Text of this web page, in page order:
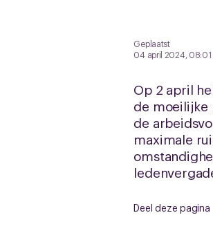
Geplaatst
04 april 2024, 08:01
Op 2 april
de moeilijke
de
maximale
Deel deze pagina